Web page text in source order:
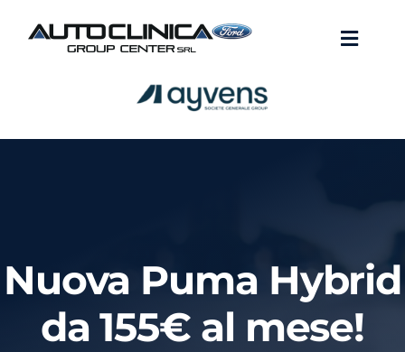
Toggle
Centro Ford
Assistenza
Nuova Puma Hybrid
da 155€ al mese!